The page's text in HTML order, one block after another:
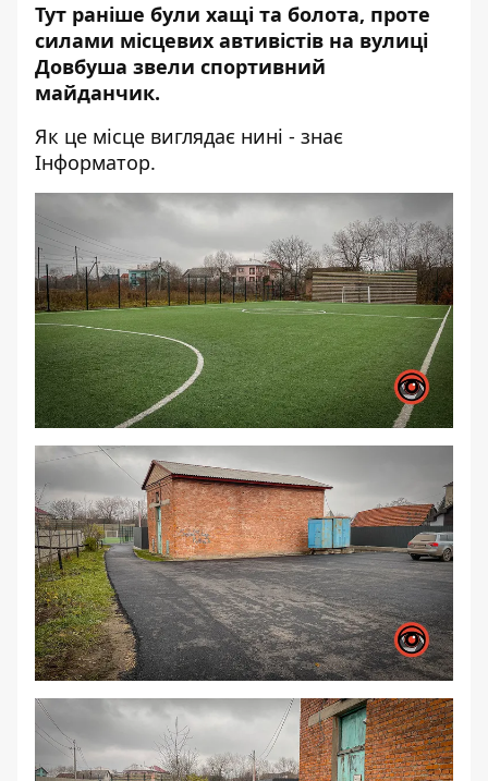
Тут раніше були хащі та болота, проте
силами місцевих автивістів на вулиці
Довбуша звели спортивний
майданчик.
Як це місце виглядає нині - знає
Інформатор.